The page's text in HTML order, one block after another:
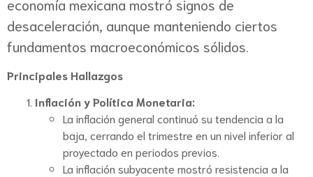
economía mexicana mostró signos de
desaceleración, aunque manteniendo ciertos
fundamentos macroeconómicos sólidos.
Principales Hallazgos
Inflación y Política Monetaria:
La inflación general continuó su tendencia a la
baja, cerrando el trimestre en un nivel inferior al
proyectado en periodos previos.
La inflación subyacente mostró resistencia a la